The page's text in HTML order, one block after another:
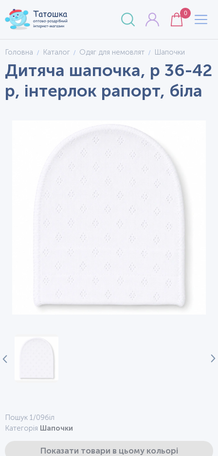
0
Головна Каталог Одяг для немовлят Шапочки
Дитяча шапочка, р 36-42
р, інтерлок рапорт, біла
Пошук 1/09біл
Категорія Шапочки
Показати товари в цьому кольорі